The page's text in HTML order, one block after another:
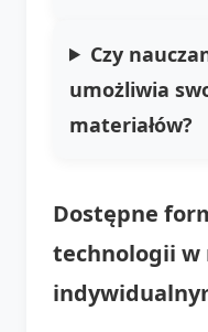
Czy
umożliwia
materiałów?
Dostępne
technologii w